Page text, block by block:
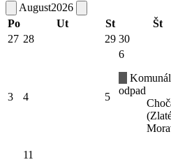
August2026
Po
Ut St Št
27 28 29 30
3 4 5
6
odpad
11